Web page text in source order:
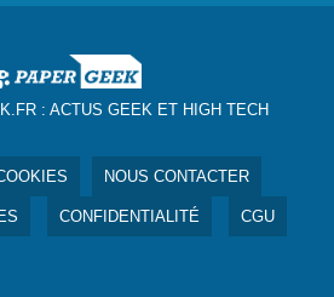
: ACTUS GEEK ET HIGH TECH
NOUS CONTACTER
CONFIDENTIALITÉ CGU